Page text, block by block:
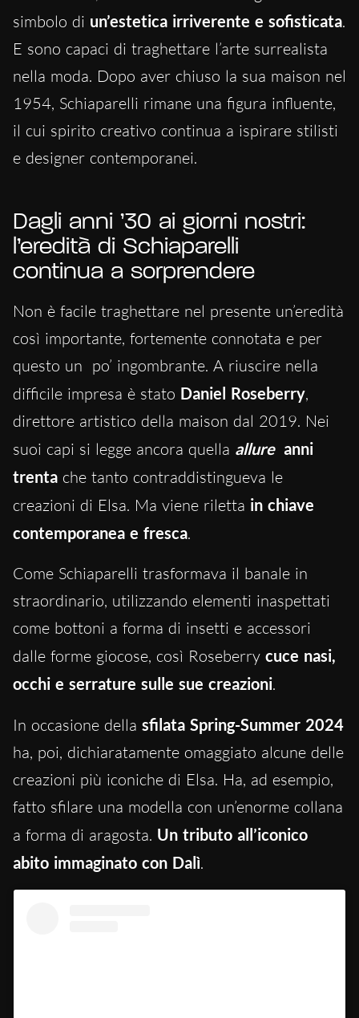
simbolo di un’estetica irriverente e sofisticata.
E sono capaci di traghettare l’arte surrealista
nella moda. Dopo aver chiuso la sua maison nel
1954, Schiaparelli rimane una figura influente,
il cui spirito creativo continua a ispirare stilisti
e designer contemporanei.
Dagli anni ’30 ai giorni nostri:
l’eredità di Schiaparelli
continua a sorprendere
Non è facile traghettare nel presente un’eredità
così importante, fortemente connotata e per
questo un po’ ingombrante. A riuscire nella
difficile impresa è stato Daniel Roseberry,
direttore artistico della maison dal 2019. Nei
suoi capi si legge ancora quella allure anni
trenta che tanto contraddistingueva le
creazioni di Elsa. Ma viene riletta in chiave
contemporanea e fresca.
Come Schiaparelli trasformava il banale in
straordinario, utilizzando elementi inaspettati
come bottoni a forma di insetti e accessori
dalle forme giocose, così Roseberry cuce nasi,
occhi e serrature sulle sue creazioni.
In occasione della sfilata Spring-Summer 2024
ha, poi, dichiaratamente omaggiato alcune delle
creazioni più iconiche di Elsa. Ha, ad esempio,
fatto sfilare una modella con un’enorme collana
a forma di aragosta. Un tributo all’iconico
abito immaginato con Dalì.